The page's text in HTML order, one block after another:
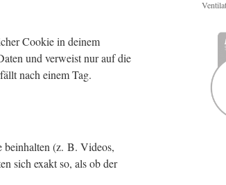
Cookie in deinem
und verweist nur auf die
nach einem Tag.
beinhalten (z. B. Videos,
sich exakt so, als ob der